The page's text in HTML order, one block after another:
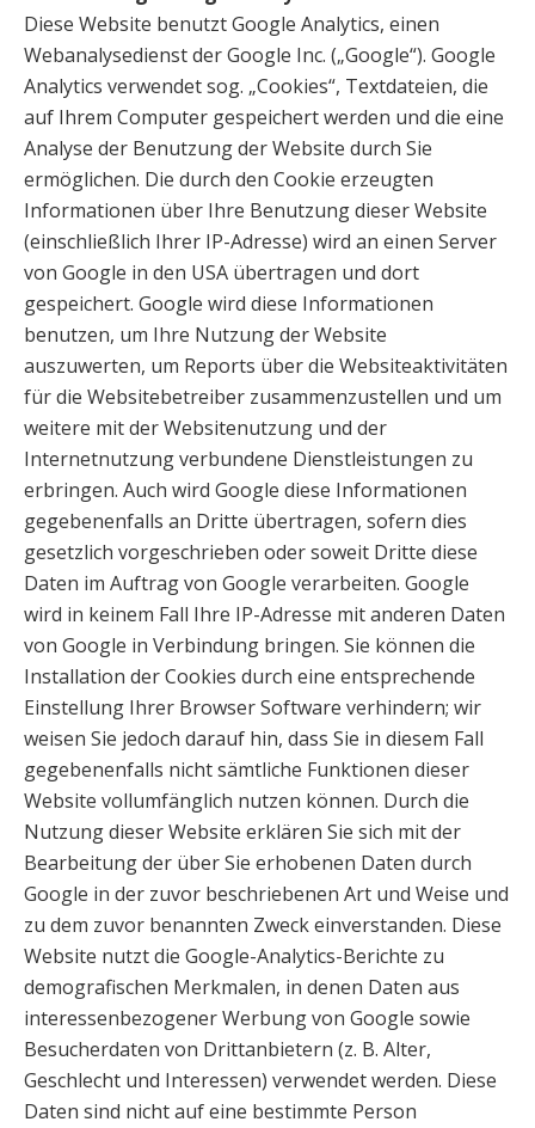
Diese Website benutzt Google Analytics, einen
Webanalysedienst der Google Inc. („Google“). Google
Analytics verwendet sog. „Cookies“, Textdateien, die
auf Ihrem Computer gespeichert werden und die eine
Analyse der Benutzung der Website durch Sie
ermöglichen. Die durch den Cookie erzeugten
Informationen über Ihre Benutzung dieser Website
(einschließlich Ihrer IP-Adresse) wird an einen Server
von Google in den USA übertragen und dort
gespeichert. Google wird diese Informationen
benutzen, um Ihre Nutzung der Website
auszuwerten, um Reports über die Websiteaktivitäten
für die Websitebetreiber zusammenzustellen und um
weitere mit der Websitenutzung und der
Internetnutzung verbundene Dienstleistungen zu
erbringen. Auch wird Google diese Informationen
gegebenenfalls an Dritte übertragen, sofern dies
gesetzlich vorgeschrieben oder soweit Dritte diese
Daten im Auftrag von Google verarbeiten. Google
wird in keinem Fall Ihre IP-Adresse mit anderen Daten
von Google in Verbindung bringen. Sie können die
Installation der Cookies durch eine entsprechende
Einstellung Ihrer Browser Software verhindern; wir
weisen Sie jedoch darauf hin, dass Sie in diesem Fall
gegebenenfalls nicht sämtliche Funktionen dieser
Website vollumfänglich nutzen können. Durch die
Nutzung dieser Website erklären Sie sich mit der
Bearbeitung der über Sie erhobenen Daten durch
Google in der zuvor beschriebenen Art und Weise und
zu dem zuvor benannten Zweck einverstanden. Diese
Website nutzt die Google-Analytics-Berichte zu
demografischen Merkmalen, in denen Daten aus
interessenbezogener Werbung von Google sowie
Besucherdaten von Drittanbietern (z. B. Alter,
Geschlecht und Interessen) verwendet werden. Diese
Daten sind nicht auf eine bestimmte Person